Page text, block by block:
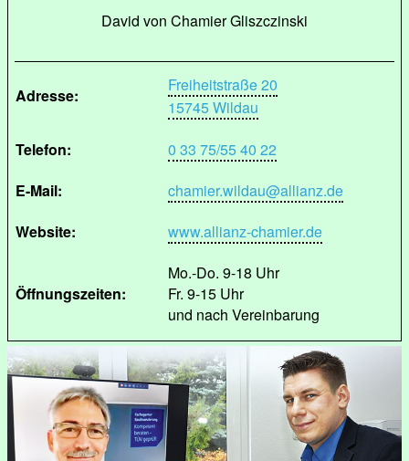
David von Chamier Gliszczinski
Adresse:
Freiheitstraße 20
15745 Wildau
Telefon:
0 33 75/55 40 22
E-Mail:
chamier.wildau@allianz.de
Website:
www.allianz-chamier.de
Öffnungszeiten:
Mo.-Do. 9-18 Uhr
Fr. 9-15 Uhr
und nach Vereinbarung